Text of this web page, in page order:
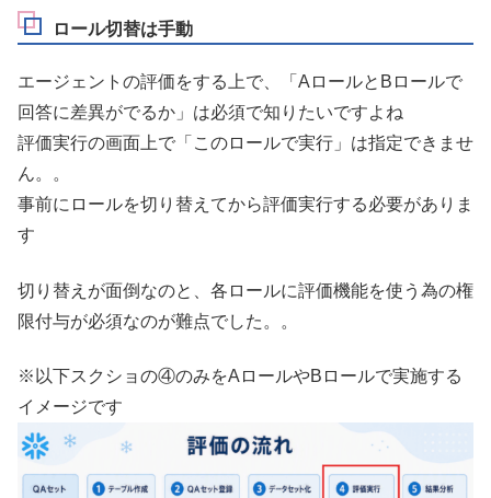
ロール切替は手動
エージェントの評価をする上で、「AロールとBロールで
回答に差異がでるか」は必須で知りたいですよね
評価実行の画面上で「このロールで実行」は指定できませ
ん。。
事前にロールを切り替えてから評価実行する必要がありま
す
切り替えが面倒なのと、各ロールに評価機能を使う為の権
限付与が必須なのが難点でした。。
※以下スクショの④のみをAロールやBロールで実施する
イメージです